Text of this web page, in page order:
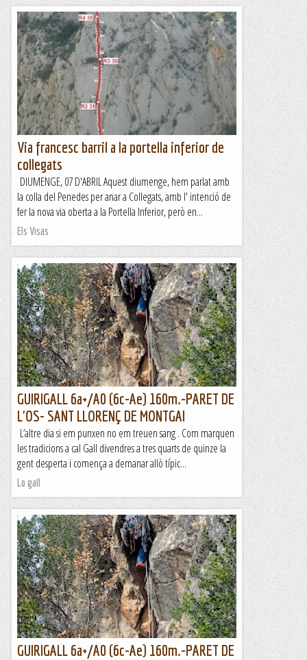
Via francesc barril a la portella inferior de
collegats
DIUMENGE, 07 D'ABRIL Aquest diumenge, hem parlat amb
la colla del Penedes per anar a Collegats, amb l' intenció de
fer la nova via oberta a la Portella Inferior, però en...
Els Visas
GUIRIGALL 6a+/A0 (6c-Ae) 160m.-PARET DE
L'OS- SANT LLORENÇ DE MONTGAI
L’altre dia si em punxen no em treuen sang . Com marquen
les tradicions a cal Gall divendres a tres quarts de quinze la
gent desperta i comença a demanar allò típic...
Lo gall
GUIRIGALL 6a+/A0 (6c-Ae) 160m.-PARET DE